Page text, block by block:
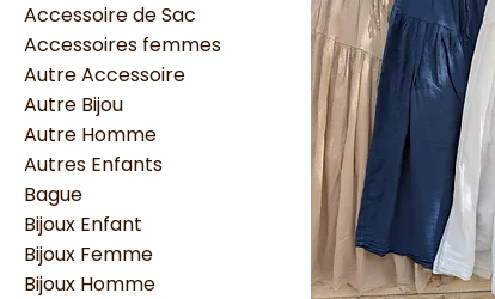
Accessoire de Sac
Accessoires femmes
Autre Accessoire
Autre Bijou
Autre Homme
Autres Enfants
Bague
Bijoux Enfant
Bijoux Femme
Bijoux Homme